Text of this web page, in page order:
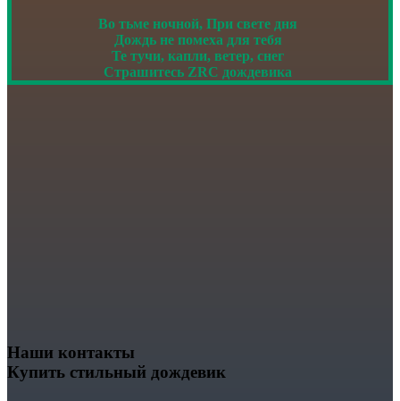
Во тьме ночной, При свете дня
Дождь не помеха для тебя
Те тучи, капли, ветер, снег
Страшитесь ZRC дождевика
Наши контакты
Купить стильный дождевик